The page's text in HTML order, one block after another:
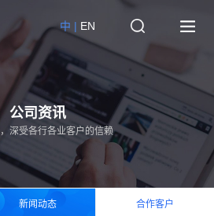
EN
中 |
新闻动态 合作客户
公司资讯
深受各行各业客户的信赖